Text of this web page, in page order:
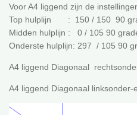
Voor A4 liggend zijn de
Top hulplijn : 150 / 150 90
Midden hulplijn : 0 / 105 90
Onderste hulplijn: 297 / 105 90
A4 liggend Diagonaal
A4 liggend Diagonaal